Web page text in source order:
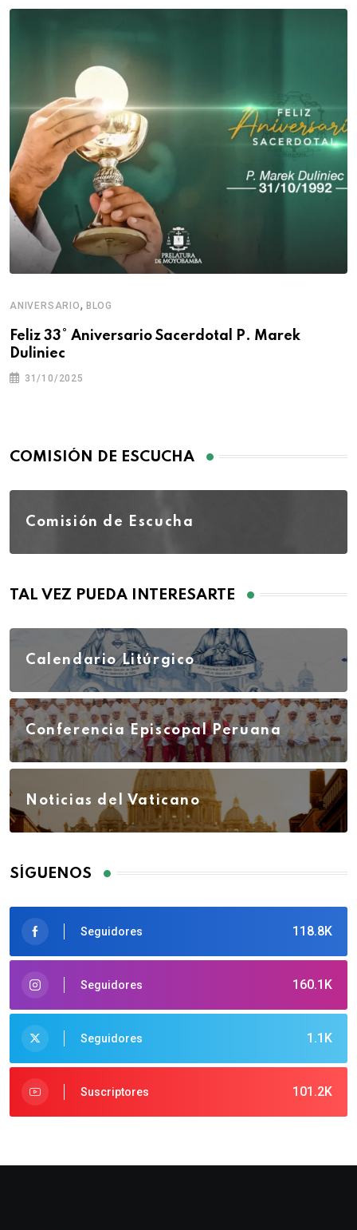
ANIVERSARIO, BLOG
Feliz 33° Aniversario Sacerdotal P. Marek
Duliniec
31/10/2025
COMISIÓN DE ESCUCHA
Comisión de Escucha
TAL VEZ PUEDA INTERESARTE
Calendario Litúrgico
Conferencia Episcopal Peruana
Noticias del Vaticano
SÍGUENOS
118.8K
Seguidores
160.1K
Seguidores
1.1K
Seguidores
101.2K
Suscriptores